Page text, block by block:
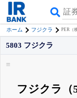
ホーム フジクラ PER（
5803 フジクラ
フジクラ（